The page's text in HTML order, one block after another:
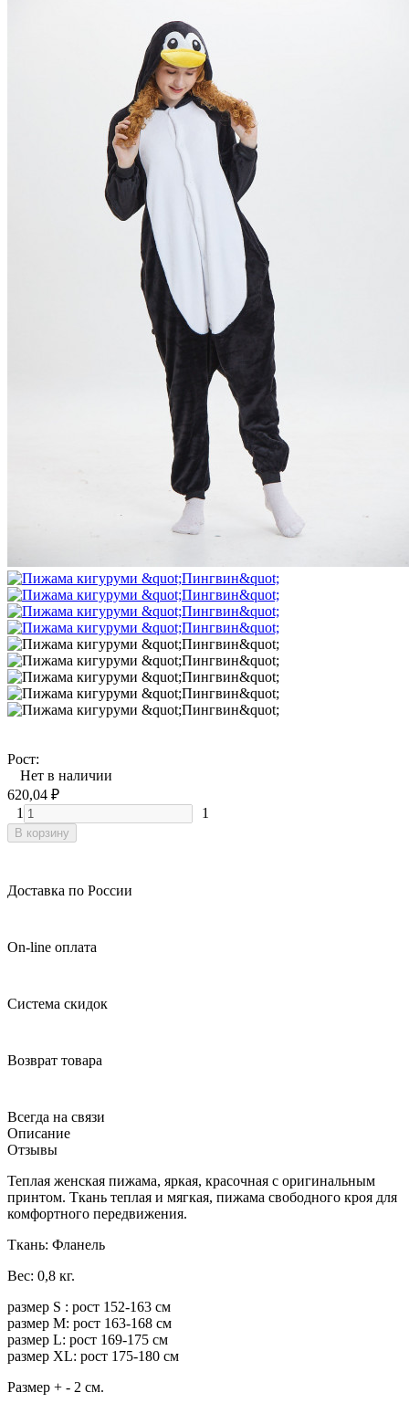
Рост:
Нет в наличии
620,04 ₽
1
1
В корзину
Доставка по России
On-line оплата
Система скидок
Возврат товара
Всегда на связи
Описание
Отзывы
Теплая женская пижама, яркая, красочная с оригинальным
принтом. Ткань теплая и мягкая, пижама свободного кроя для
комфортного передвижения.
Ткань: Фланель
Вес: 0,8 кг.
размер S : рост 152-163 см
размер M: рост 163-168 см
размер L: рост 169-175 см
размер XL: рост 175-180 см
Размер + - 2 см.